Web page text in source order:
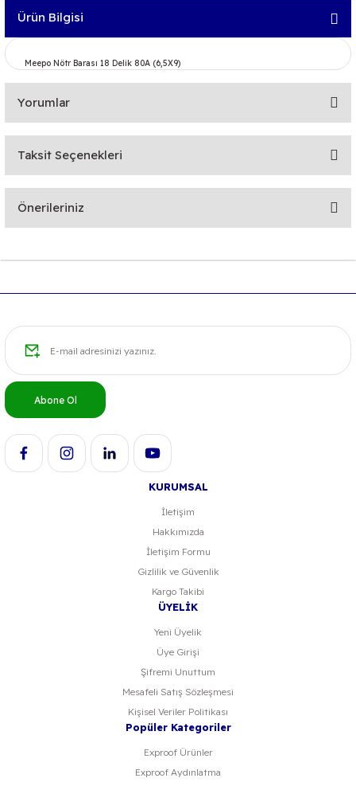
Ürün Bilgisi
Meepo Nötr Barası 18 Delik 80A (6,5X9)
Yorumlar
Bu ürüne ilk yorumu siz yapın!
Taksit Seçenekleri
Önerileriniz
Ürün bilgilerinde hatalar bulunuyor.
Ürün fiyatı diğer sitelerden daha pahalı.
Gönder
Abone Ol
KURUMSAL
İletişim
Hakkımızda
İletişim Formu
Gizlilik ve Güvenlik
Kargo Takibi
ÜYELİK
Yeni Üyelik
Üye Girişi
Şifremi Unuttum
Mesafeli Satış Sözleşmesi
Kişisel Veriler Politikası
Popüler Kategoriler
Exproof Ürünler
Exproof Aydınlatma